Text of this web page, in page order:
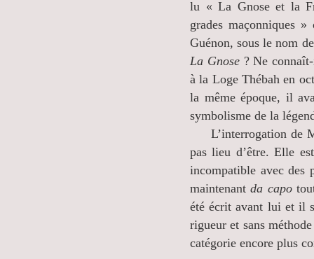
lu « La Gnose et la
grades maçonniques
Guénon, sous le nom
La Gnose? Ne connaît-
à la Loge Thébah en
la même époque, il
symbolisme de la
L’interrogation de
pas lieu d’être. Elle
incompatible avec des
maintenantda capo
été écrit avant lui et il
rigueur et sans
catégorie encore plus